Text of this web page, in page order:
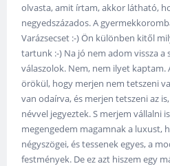
olvasta, amit írtam, akkor látható,
negyedszázados. A
Varázsecset :-) Ön különben kitől
tartunk :-) Na jó nem adom vissza a
válaszolok. Nem, nem ilyet kaptam.
örökül, hogy merjen nem tetszeni
van odaírva, és merjen tetszeni az
névvel jegyeztek. S merjem vállalni
megengedem magamnak a luxust,
négyszögei, és tessenek egyes, a
festmények. De ez azt hiszem egy